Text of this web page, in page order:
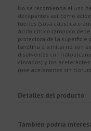
No se recomienda el uso
decapantes así como
fuertes (sosa cáustica o
ácido cítrico tampoco
protectora de la superficie
lanolina o similar no son
disolventes con
clorados) y los
(use acelerantes sin
Detalles del producto
También podría